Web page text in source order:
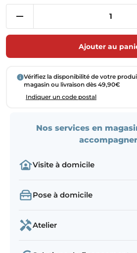
Ajouter au
Vérifiez la disponibilité de votre
magasin ou livraison dès 49,90€
Indiquer un code postal
Nos services en
Visite à domicile
Pose à domicile
Atelier